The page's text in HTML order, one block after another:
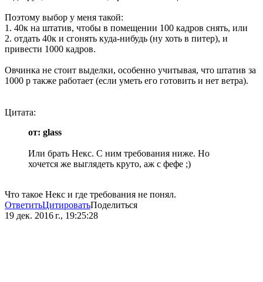
Поэтому выбор у меня такой:
1. 40к на штатив, чтобы в помещении 100 кадров снять, или
2. отдать 40к и сгонять куда-нибудь (ну хоть в питер), и
привести 1000 кадров.
Овчинка не стоит выделки, особенно учитывая, что штатив за
1000 р также работает (если уметь его готовить и нет ветра).
Цитата:
от: glass
Или брать Некс. С ним требования ниже. Но
хочется же выглядеть круто, аж с фефе ;)
Что такое Некс и где требования не понял.
ОтветитьЦитироватьПоделиться
19 дек. 2016 г., 19:25:28